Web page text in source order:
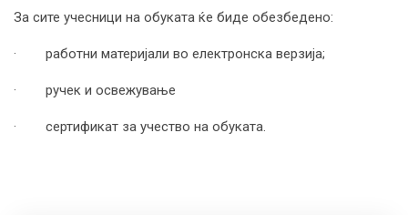
За сите учесници на обуката ќе биде обезбедено:
· работни материјали во електронска верзија;
· ручек и освежување
· сертификат за учество на обуката.